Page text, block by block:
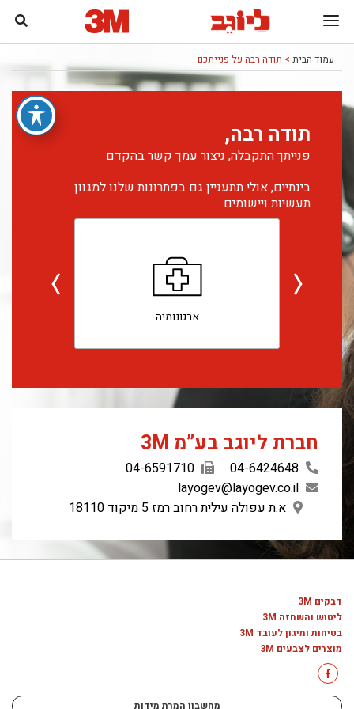
עמוד הבית > תודה רבה על פנייתכם
תודה רבה,
פנייתך התקבלה, ניצור עמך קשר בהקדם
בינתיים, אולי תתעניין גם בפתרונות שלנו למגוון
תעשיות ויישומים
ארגונומיה
חברת ליוגב בע”מ 3M
layogev@layogev.co.il
א.ת עפולה עילית רחוב רמז 5 מיקוד 18110
דבקים 3M
ליטוש והשחזה 3M
בטיחות ומיגון לעובד 3M
מוצרים לצבעים 3M
מחשבון המרת מידות